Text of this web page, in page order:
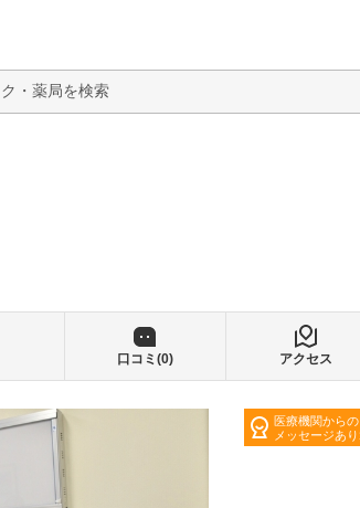
検索
口コミ(0) アクセス
医療機関からの
メッセージあり